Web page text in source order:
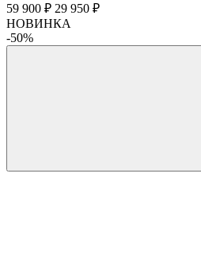
59 900 ₽ 29 950 ₽
НОВИНКА
-50%